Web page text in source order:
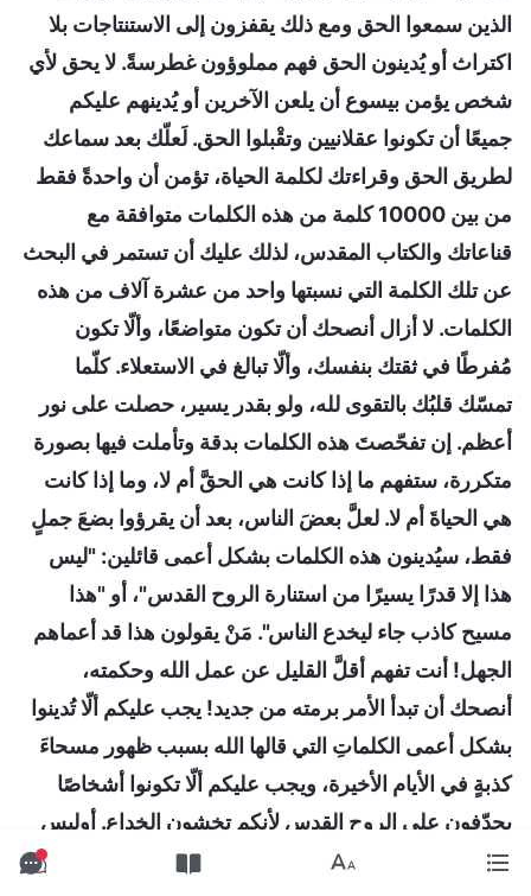
الذين سمعوا الحق ومع ذلك يقفزون إلى الاستنتاجات بلا
اكتراث أو يُدينون الحق فهم مملوؤون غطرسةً. لا يحق لأي
شخص يؤمن بيسوع أن يلعن الآخرين أو يُدينهم عليكم
جميعًا أن تكونوا عقلانيين وتقْبلوا الحق. لَعلّك بعد سماعك
لطريق الحق وقراءتك لكلمة الحياة، تؤمن أن واحدةً فقط
من بين 10000 كلمة من هذه الكلمات متوافقة مع
قناعاتك والكتاب المقدس، لذلك عليك أن تستمر في البحث
عن تلك الكلمة التي نسبتها واحد من عشرة آلاف من هذه
الكلمات. لا أزال أنصحك أن تكون متواضعًا، وألّا تكون
مُفرطًا في ثقتك بنفسك، وألّا تبالغ في الاستعلاء. كلّما
تمسّك قلبُك بالتقوى لله، ولو بقدر يسير، حصلت على نور
أعظم. إن تفحّصتَ هذه الكلمات بدقة وتأملت فيها بصورة
متكررة، ستفهم ما إذا كانت هي الحقَّ أم لا، وما إذا كانت
هي الحياةَ أم لا. لعلَّ بعضَ الناس، بعد أن يقرؤوا بضعَ جملٍ
فقط، سيُدينون هذه الكلمات بشكل أعمى قائلين: "ليس
هذا إلا قدرًا يسيرًا من استنارة الروح القدس"، أو "هذا
مسيح كاذب جاء ليخدع الناس". مَنْ يقولون هذا قد أعماهم
الجهل! أنت تفهم أقلَّ القليل عن عمل الله وحكمته،
أنصحك أن تبدأ الأمر برمته من جديد! يجب عليكم ألّا تُدينوا
بشكل أعمى الكلماتِ التي قالها الله بسبب ظهور مسحاءَ
كذبةٍ في الأيام الأخيرة، ويجب عليكم ألّا تكونوا أشخاصًا
يجدّفون على الروح القدس لأنكم تخشون الخداع. أوليس
هذا مدعاةَ أسفٍ كبرى؟ إن كنتَ، بعد الكثير من التمحيص،